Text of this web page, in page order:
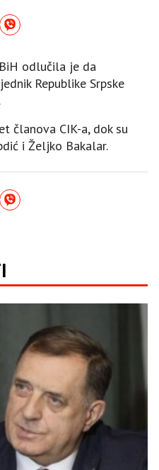
odlučila je da
Republike Srpske
članova CIK-a, dok su
i Željko Bakalar.